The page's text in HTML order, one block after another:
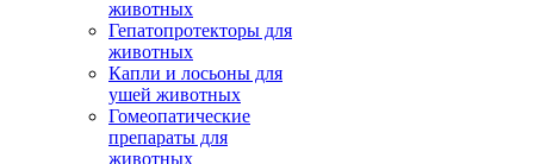
животных
Гепатопротекторы для
животных
Капли и лосьоны для
ушей животных
Гомеопатические
препараты для
животных